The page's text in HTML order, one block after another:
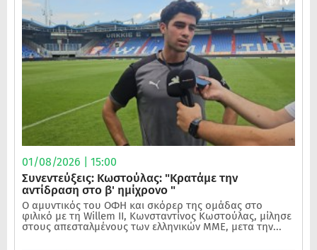
01/08/2026 | 15:00
Συνεντεύξεις: Κωστούλας: "Κρατάμε την
αντίδραση στο β' ημίχρονο "
Ο αμυντικός του ΟΦΗ και σκόρερ της ομάδας στο
φιλικό με τη Willem II, Κωνσταντίνος Κωστούλας, μίλησε
στους απεσταλμένους των ελληνικών ΜΜΕ, μετα την...